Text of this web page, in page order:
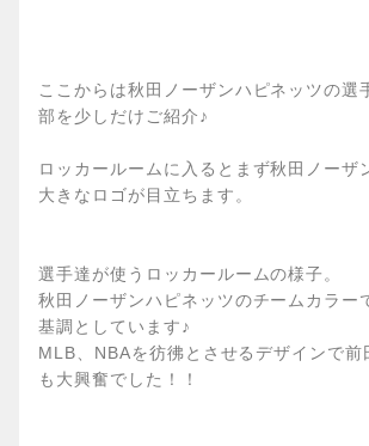
ここからは秋田ノーザンハピネッツの選
部を少しだけご紹介♪
ロッカールームに入るとまず秋田ノーザ
大きなロゴが目立ちます。
選手達が使うロッカールームの様子。
秋田ノーザンハピネッツのチームカラー
基調としています♪
MLB、NBAを彷彿とさせるデザインで前
も大興奮でした！！